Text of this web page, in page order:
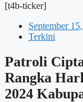
[t4b-ticker]
September
Terkini
Patroli
Rangka
2024